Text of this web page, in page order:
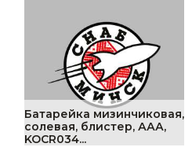
Автоклавы. Дистилляторы
Дистилляторы
Батарейка мизинчиковая,
солевая, блистер, ААА,
KOCR034...